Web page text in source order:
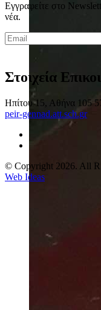
Εγγραφείτε στο
νέα.
Στοιχεία
Ηπίτου 15, Αθήνα 105
peir-gennad.att.sch.gr
© Copyright 2026. All
Web Ideas